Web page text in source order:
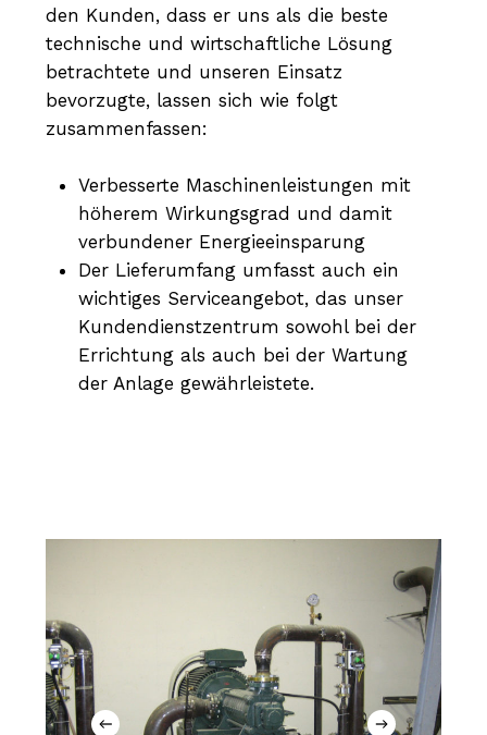
den Kunden, dass er uns als die beste
technische und wirtschaftliche Lösung
betrachtete und unseren Einsatz
bevorzugte, lassen sich wie folgt
zusammenfassen:
Verbesserte Maschinenleistungen mit
höherem Wirkungsgrad und damit
verbundener Energieeinsparung
Der Lieferumfang umfasst auch ein
wichtiges Serviceangebot, das unser
Kundendienstzentrum sowohl bei der
Errichtung als auch bei der Wartung
der Anlage gewährleistete.